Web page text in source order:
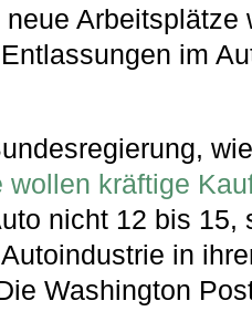
Arbeitsplätze
im
wollen kräftige
nicht 12 bis 15,
in
Washington